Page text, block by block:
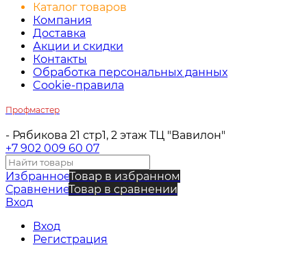
Каталог товаров
Компания
Доставка
Акции и скидки
Контакты
Обработка персональных данных
Cookie-правила
Профмастер
- Рябикова 21 стр1, 2 этаж ТЦ "Вавилон"
+7 902 009 60 07
ИзбранноеТовар в избранном
СравнениеТовар в сравнении
Вход
Вход
Регистрация